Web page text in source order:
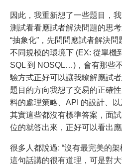
因此，我重新想了一些題目，
測試看看應試者解決問題的思
“抽象化”，先問問應試者解決
不同規模的環境下 (EX: 從單機
SQL 到 NOSQL…)，會有那些
驗方式正好可以讓我瞭解應試
題目的方向我想了交易的正確
料的處理策略、API 的設計、以
其實這些都沒有標準答案，面
位的就答出來，正好可以看出應
很多人都說過: “沒有最完美的架
這句話講的很有道理，可是對